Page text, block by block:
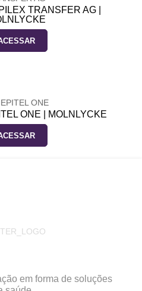
TRANSFER AG |
ONE | MOLNLYCKE
em forma de soluções